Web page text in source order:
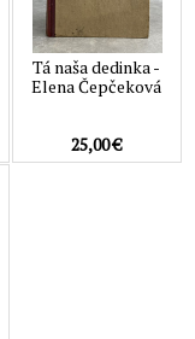
Tá naša dedinka -
Elena Čepčeková
25,00 €